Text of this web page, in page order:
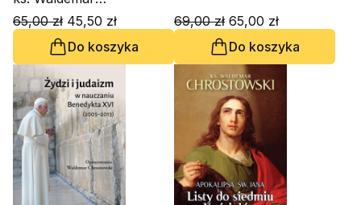
Chrostowski
65,00 zł 45,50 zł
Do koszyka
Chrostowski
69,00 zł 65,00 zł
Do koszyka